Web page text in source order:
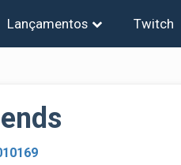
Lançamentos Twitch